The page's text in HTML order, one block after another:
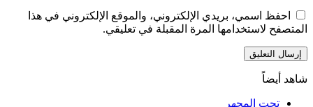
احفظ اسمي، بريدي الإلكتروني، والموقع الإلكتروني في هذا
المتصفح لاستخدامها المرة المقبلة في تعليقي.
شاهد أيضاً
تحت المجهر